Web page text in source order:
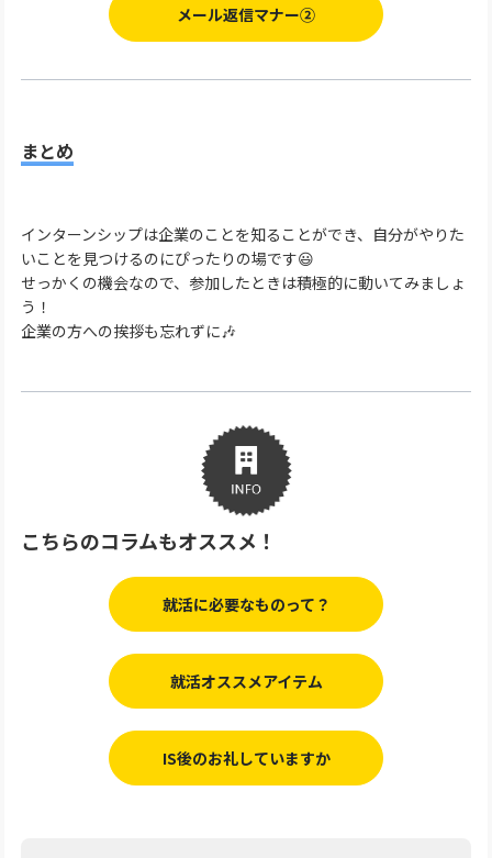
メール返信マナー②
まとめ
インターンシップは企業のことを知ることができ、自分がやりた
いことを見つけるのにぴったりの場です😃
せっかくの機会なので、参加したときは積極的に動いてみましょ
う！
企業の方への挨拶も忘れずに🎶
こちらのコラムもオススメ！
就活に必要なものって？
就活オススメアイテム
IS後のお礼していますか